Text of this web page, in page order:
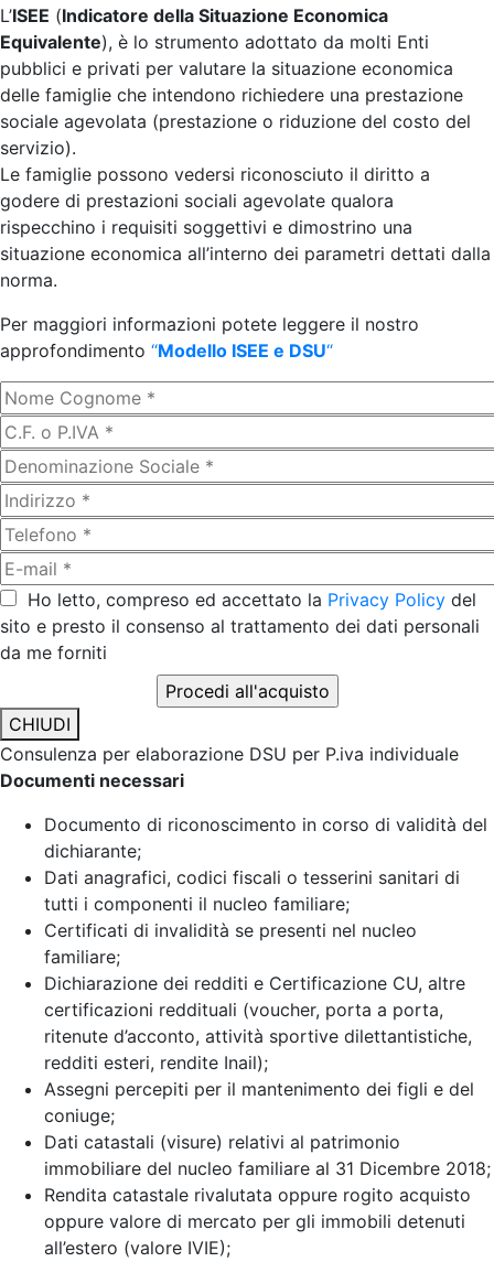
L’ISEE (Indicatore della Situazione Economica
Equivalente), è lo strumento adottato da molti Enti
pubblici e privati per valutare la situazione economica
delle famiglie che intendono richiedere una prestazione
sociale agevolata (prestazione o riduzione del costo del
servizio).
Le famiglie possono vedersi riconosciuto il diritto a
godere di prestazioni sociali agevolate qualora
rispecchino i requisiti soggettivi e dimostrino una
situazione economica all’interno dei parametri dettati dalla
norma.
Per maggiori informazioni potete leggere il nostro
approfondimento “Modello ISEE e DSU“
Ho letto, compreso ed accettato la Privacy Policy del
sito e presto il consenso al trattamento dei dati personali
da me forniti
CHIUDI
Consulenza per elaborazione DSU per P.iva individuale
Documenti necessari
Documento di riconoscimento in corso di validità del
dichiarante;
Dati anagrafici, codici fiscali o tesserini sanitari di
tutti i componenti il nucleo familiare;
Certificati di invalidità se presenti nel nucleo
familiare;
Dichiarazione dei redditi e Certificazione CU, altre
certificazioni reddituali (voucher, porta a porta,
ritenute d’acconto, attività sportive dilettantistiche,
redditi esteri, rendite Inail);
Assegni percepiti per il mantenimento dei figli e del
coniuge;
Dati catastali (visure) relativi al patrimonio
immobiliare del nucleo familiare al 31 Dicembre 2018;
Rendita catastale rivalutata oppure rogito acquisto
oppure valore di mercato per gli immobili detenuti
all’estero (valore IVIE);